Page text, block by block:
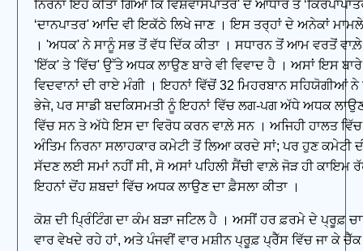
ਨਿਰਨਾ ਇਹ ਕੀਤਾ ਗਿਆ ਕਿ ਵਿਸ਼ਵਾਸਪਾਤਰ' ਦੇ ਆਧਾਰ ਤੇ
‘ਦਾਨਪਾਤਰ' ਆਦਿ ਵੀ ਇਕੱਠੇ ਲਿਖੇ ਜਾਣ । ਇਸ ਤਰ੍ਹਾਂ ਦੇ ਅਨੇਕਾਂ
। 'ਅਧਕ' ਨੇ ਸਾਨੂੰ ਸਭ ਤੋਂ ਵੱਧ ਦਿੱਕ ਕੀਤਾ । ਸਧਾਰਨ ਤੋਂ ਆਮ ਵਰਤੋਂ
'ਇੱਕ' ਤੇ 'ਵਿੱਚ' ਉੱਤੇ ਅਧਕ ਲਾਉਣ ਬਾਰੇ ਵੀ ਵਿਵਾਦ ਹੈ । ਅਸਾਂ ਇਸ
ਵਿਦਵਾਨਾਂ ਦੀ ਰਾਏ ਮੰਗੀ । ਇਹਨਾਂ ਵਿੱਚੋਂ 32 ਮਿਹਰਬਾਨ ਸਹਿਯੋਗੀਆਂ
ਭੇਜੇ, ਪਰ ਸਾਡੀ ਬਦਕਿਸਮਤੀ ਨੂੰ ਇਹਨਾਂ ਵਿੱਚ ਲਗ-ਪਗ ਅੱਧੇ ਅਧਕ
ਵਿੱਚ ਸਨ ਤੇ ਅੱਧੇ ਇਸ ਦਾ ਵਿਰੋਧ ਕਰਨ ਵਾਲ਼ੇ ਸਨ । ਅਜਿਹੀ ਹਾਲਤ
ਅੰਤਿਮ ਨਿਰਨਾ ਸਲਾਹਕਾਰ ਕਮੇਟੀ ਤੋਂ ਲਿਆ ਕਰਦੇ ਸਾਂ; ਪਰ ਹੁਣ ਕਮੇਟੀ
ਸੱਦਣ ਲਈ ਸਮਾਂ ਨਹੀਂ ਸੀ, ਸੋ ਅਸਾਂ ਪਹਿਲੀ ਸੈਂਚੀ ਵਾਲ਼ੇ ਜੋੜ ਹੀ ਕਾਇਮ
ਇਹਨਾਂ ਦੋਂਹ ਸ਼ਬਦਾਂ ਵਿੱਚ ਅਧਕ ਲਾਉਣ ਦਾ ਫ਼ੈਸਲਾ ਕੀਤਾ ।
ਕੋਸ਼ ਦੀ ਪ੍ਰਿੰਟਿੰਗ ਦਾ ਕੰਮ ਬੜਾ ਜਟਿਲ ਹੈ । ਅਸੀਂ ਹਰ ਫ਼ਰਮੇ ਦੇ ਪ੍ਰੂਫ਼
ਵਾਰ ਵੇਖਦੇ ਰਹੇ ਹਾਂ, ਅਤੇ ਪੰਜਵੀਂ ਵਾਰ ਮਸ਼ੀਨ ਪ੍ਰੂਫ਼ ਪ੍ਰੈੱਸ ਵਿੱਚ ਜਾ ਕੇ